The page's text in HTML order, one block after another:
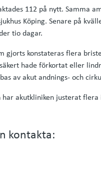
112 på nytt. Samma
Köping. Senare på
tio dagar.
gjorts konstateras flera
hade förkortat eller
av akut andnings- och
har akutkliniken justerat
kontakta: